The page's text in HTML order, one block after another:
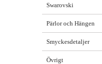
Swarovski
Pärlor och Hängen
Smyckesdetaljer
Övrigt